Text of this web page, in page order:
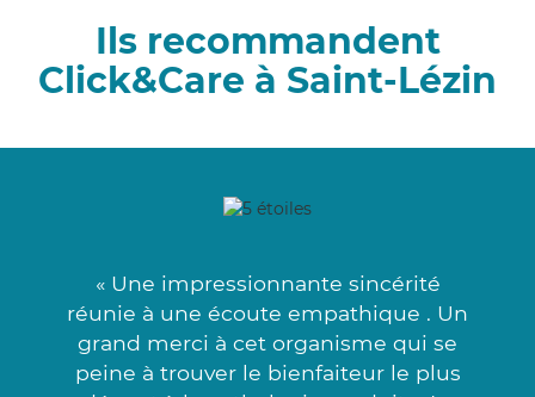
Ils recommandent
Click&Care à Saint-Lézin
« Une impressionnante sincérité
réunie à une écoute empathique . Un
grand merci à cet organisme qui se
peine à trouver le bienfaiteur le plus